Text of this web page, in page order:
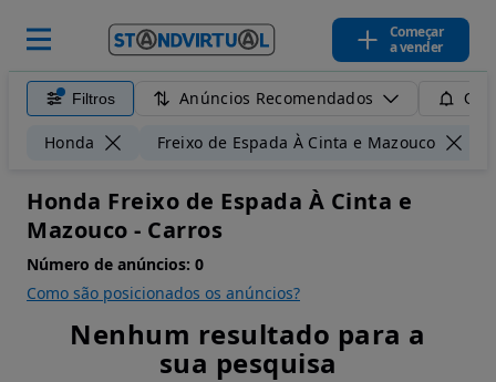
Começar
a vender
Filtros Anúncios Recomendados
Honda Freixo de Espada À Cinta e Mazouco
Honda Freixo de Espada À Cinta e
Mazouco - Carros
Número de anúncios: 0
Como são posicionados os anúncios?
Nenhum resultado para a
sua pesquisa